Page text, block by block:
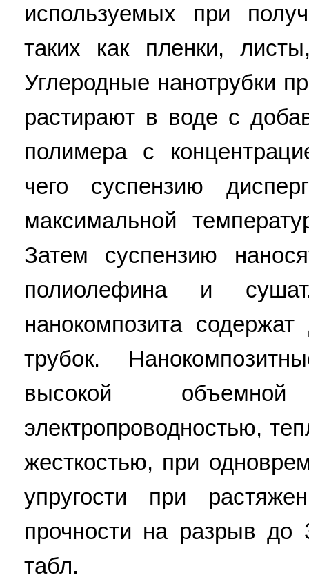
используемых при
таких как пленки,
Углеродные нанотрубки
растирают в воде с
полимера с
чего суспензию
максимальной
Затем суспензию
полиолефина и
нанокомпозита
трубок.
высокой
электропроводностью,
жесткостью, при
упругости при
прочности на разрыв
табл.